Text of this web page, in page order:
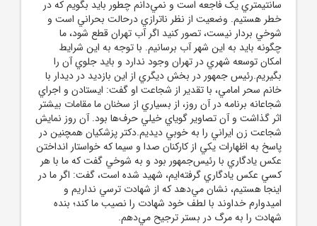
سانتيمتري يک فاجعه است و نمي‌دانم چطور بايد بگويم که در
خطر هستيم. وضعيت از نظر ناترازي درحالت بحراني‌ است و
شوخي بردار نيست، تصور کنيد اگر آب تهران قطع شود، ما
چگونه بايد به اين شهر آب برسانيم. با توجه به اين شرايط
امکان توسعه شهري در تهران وجود ندارد و بايد جلوي آن را
بگيريم.رئيس جمهور در بخش ديگري از اين بازديد در ديدار با
خانم سحر امامي، با تقدير از شجاعت او گفت: ايستادن و اجراي
شجاعانه برنامه در آن روز، از بسياري از سخنان ما مقامات بيشتر
اثر گذاشت و آن تصاوير گوياي خيلي حرف‌ها بود. آن روز نمايش
شجاعت زن ايراني را به خوبي ديديم.دکتر پزشکيان همچنين در
پاسخ به اظهارات يکي از کارکنان صدا و سيما که خواستار انداختن
عکس يادگاري با رئيس‌جمهور بود و به شوخي گفت که ما با هر
کسي عکس يادگاري گرفته‌ايم، شهيد شده است، گفت: اگر ما در
اينجا هستيم، نشان مي‌دهد که از شهادت ترسي نداريم و
اميدوارم خداوند با لطف خود شهادت را نصيب ما کند؛ بنده
شهادت را به مرگ در بستر ترجيح مي‌دهم.